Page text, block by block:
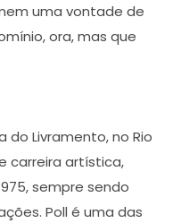
uma vontade de
ora, mas que
do Livramento, no Rio
carreira artística,
sempre sendo
Poll é uma das